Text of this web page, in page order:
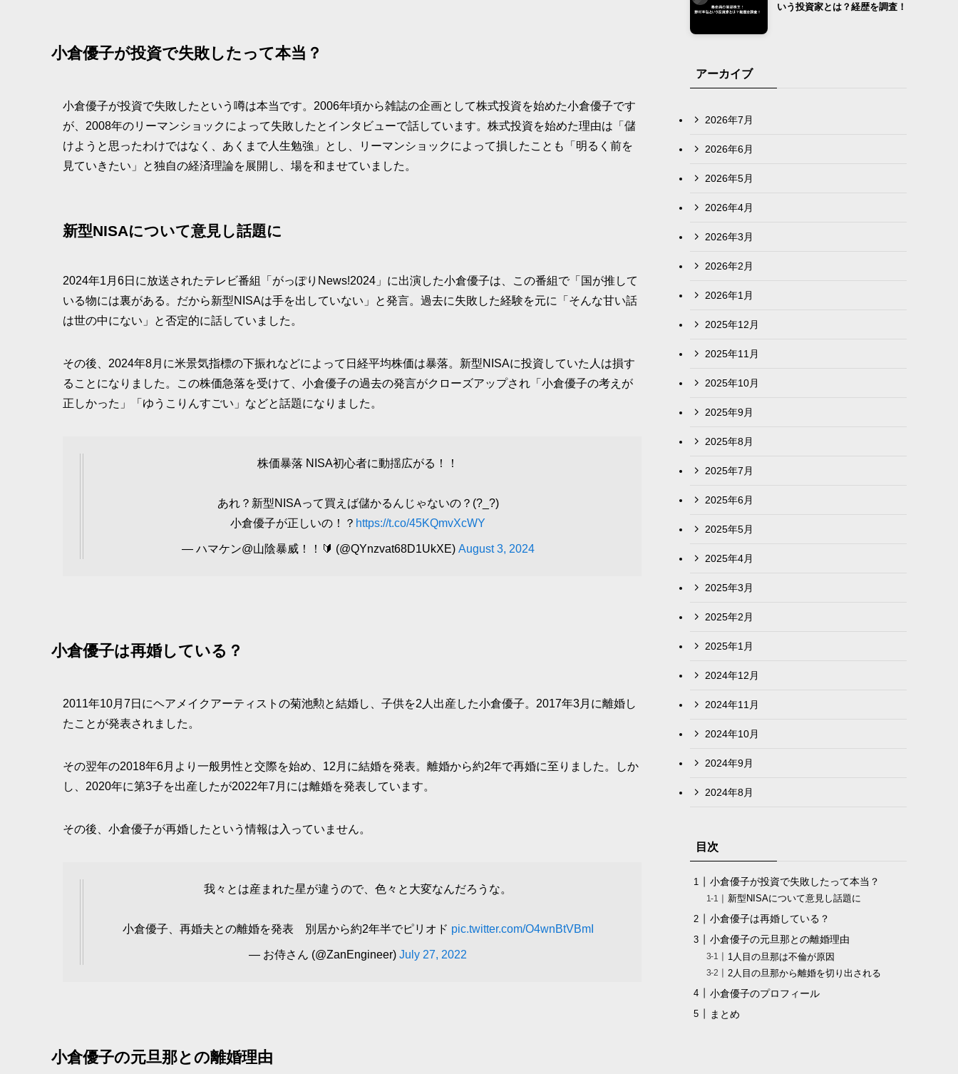
小倉優子が投資で失敗したって本当？
小倉優子が投資で失敗したという噂は本当です。2006年頃から雑誌の企画として株式投資を始めた小倉優子です
が、2008年のリーマンショックによって失敗したとインタビューで話しています。株式投資を始めた理由は「儲
けようと思ったわけではなく、あくまで人生勉強」とし、リーマンショックによって損したことも「明るく前を
見ていきたい」と独自の経済理論を展開し、場を和ませていました。
新型NISAについて意見し話題に
2024年1月6日に放送されたテレビ番組「がっぽりNews!2024」に出演した小倉優子は、この番組で「国が推して
いる物には裏がある。だから新型NISAは手を出していない」と発言。過去に失敗した経験を元に「そんな甘い話
は世の中にない」と否定的に話していました。
その後、2024年8月に米景気指標の下振れなどによって日経平均株価は暴落。新型NISAに投資していた人は損す
ることになりました。この株価急落を受けて、小倉優子の過去の発言がクローズアップされ「小倉優子の考えが
正しかった」「ゆうこりんすごい」などと話題になりました。
株価暴落 NISA初心者に動揺広がる！！
あれ？新型NISAって買えば儲かるんじゃないの？(?_?)
小倉優子が正しいの！？ https://t.co/45KQmvXcWY
— ハマケン@山陰暴威！！🔰 (@QYnzvat68D1UkXE) August 3, 2024
小倉優子は再婚している？
2011年10月7日にヘアメイクアーティストの菊池勲と結婚し、子供を2人出産した小倉優子。2017年3月に離婚し
たことが発表されました。
その翌年の2018年6月より一般男性と交際を始め、12月に結婚を発表。離婚から約2年で再婚に至りました。しか
し、2020年に第3子を出産したが2022年7月には離婚を発表しています。
その後、小倉優子が再婚したという情報は入っていません。
我々とは産まれた星が違うので、色々と大変なんだろうな。
小倉優子、再婚夫との離婚を発表 別居から約2年半でピリオド pic.twitter.com/O4wnBtVBmI
— お侍さん (@ZanEngineer) July 27, 2022
小倉優子の元旦那との離婚理由
いう投資家とは？経歴を調査！
アーカイブ
2026年7月
2026年6月
2026年5月
2026年4月
2026年3月
2026年2月
2026年1月
2025年12月
2025年11月
2025年10月
2025年9月
2025年8月
2025年7月
2025年6月
2025年5月
2025年4月
2025年3月
2025年2月
2025年1月
2024年12月
2024年11月
2024年10月
2024年9月
2024年8月
目次
小倉優子が投資で失敗したって本当？
新型NISAについて意見し話題に
小倉優子は再婚している？
小倉優子の元旦那との離婚理由
1人目の旦那は不倫が原因
2人目の旦那から離婚を切り出される
小倉優子のプロフィール
まとめ